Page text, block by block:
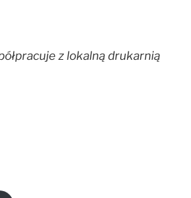
z lokalną drukarnią